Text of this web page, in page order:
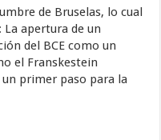
de Bruselas, lo cual
apertura de un
del BCE como un
el Franskestein
primer paso para la